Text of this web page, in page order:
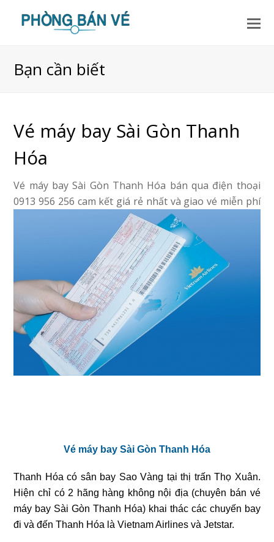
Bạn cần biết
Vé máy bay Sài Gòn Thanh
Hóa
Vé máy bay Sài Gòn Thanh Hóa bán qua điện thoại
0913 956 256 cam kết giá rẻ nhất và giao vé miễn phí
Vé máy bay Sài Gòn Thanh Hóa
Thanh Hóa có sân bay Sao Vàng tại thị trấn Thọ Xuân.
Hiện chỉ có 2 hãng hàng không nội địa (chuyên bán vé
máy bay Sài Gòn Thanh Hóa) khai thác các chuyến bay
đi và đến Thanh Hóa là Vietnam Airlines và Jetstar.